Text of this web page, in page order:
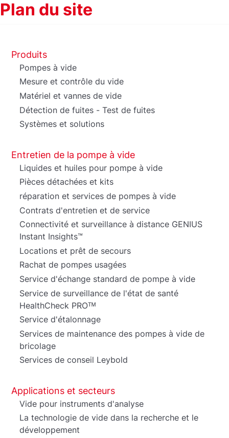
Plan du site
Produits
Pompes à vide
Mesure et contrôle du vide
Matériel et vannes de vide
Détection de fuites - Test de fuites
Systèmes et solutions
Entretien de la pompe à vide
Liquides et huiles pour pompe à vide
Pièces détachées et kits
réparation et services de pompes à vide
Contrats d'entretien et de service
Connectivité et surveillance à distance GENIUS
Instant Insights™
Locations et prêt de secours
Rachat de pompes usagées
Service d'échange standard de pompe à vide
Service de surveillance de l'état de santé
HealthCheck PROᵀᴹ
Service d'étalonnage
Services de maintenance des pompes à vide de
bricolage
Services de conseil Leybold
Applications et secteurs
Vide pour instruments d'analyse
La technologie de vide dans la recherche et le
développement